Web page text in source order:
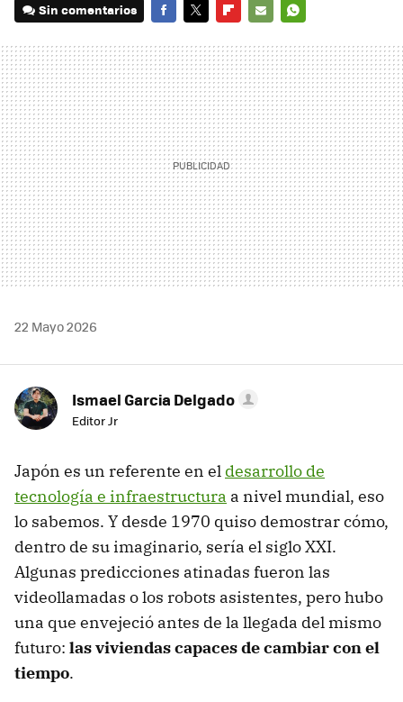
Sin comentarios
MAIL
22 Mayo 2026
Ismael Garcia Delgado
Editor Jr
Japón es un referente en el desarrollo de
tecnología e infraestructura a nivel mundial, eso
lo sabemos. Y desde 1970 quiso demostrar cómo,
dentro de su imaginario, sería el siglo XXI.
Algunas predicciones atinadas fueron las
videollamadas o los robots asistentes, pero hubo
una que envejeció antes de la llegada del mismo
futuro: lasviviendas capaces de cambiar con el
tiempo.